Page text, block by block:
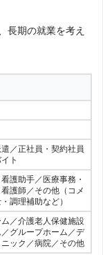
長期の就業を考え
／正社員・契約社員
ト
護助手／医療事務・
護師／その他（コメ
調理補助など）
／介護老人保健施設
グループホーム／デ
ック／病院／その他